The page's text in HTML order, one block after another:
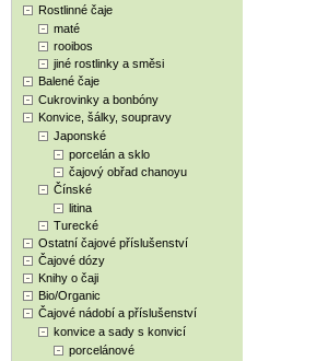
Rostlinné čaje
maté
rooibos
jiné rostlinky a směsi
Balené čaje
Cukrovinky a bonbóny
Konvice, šálky, soupravy
Japonské
porcelán a sklo
čajový obřad chanoyu
Čínské
litina
Turecké
Ostatní čajové příslušenství
Čajové dózy
Knihy o čaji
Bio/Organic
Čajové nádobí a příslušenství
konvice a sady s konvicí
porcelánové